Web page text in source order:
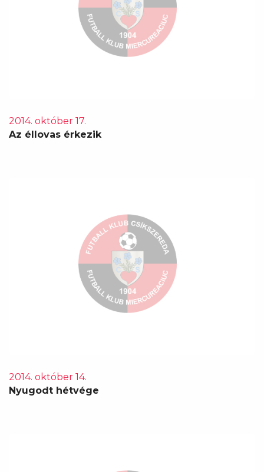
2014. október 17.
Az éllovas érkezik
2014. október 14.
Nyugodt hétvége